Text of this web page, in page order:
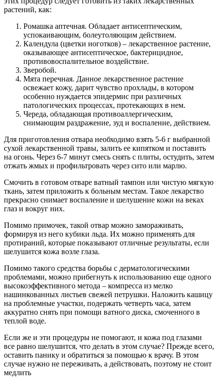
растений, как:
Ромашка аптечная. Обладает антисептическим,
успокаивающим, болеутоляющим действием.
Календула (цветки ноготков) – лекарственное растение,
оказывающее антисептическое, бактерицидное,
противовоспалительное воздействие.
Зверобой.
Мята перечная. Данное лекарственное растение
освежает кожу, дарит чувство прохлады, в котором
особенно нуждается эпидермис при различных
патологических процессах, протекающих в нем.
Череда, обладающая противоаллергическим,
снимающим раздражение, зуд и воспаление, действием.
Для приготовления отвара необходимо взять 5-6 г выбранной
сухой лекарственной травы, залить ее кипятком и поставить
на огонь. Через 6-7 минут смесь снять с плиты, остудить, затем
отжать жмых и профильтровать через сито или марлю.
Смочить в готовом отваре ватный тампон или чистую мягкую
ткань, затем приложить к больным местам. Такое лекарство
прекрасно снимает воспаление и шелушение кожи на веках
глаз и вокруг них.
Помимо примочек, такой отвар можно замораживать,
формируя из него кубики льда. Их можно применять для
протираний, которые показывают отличные результаты, если
шелушится кожа возле глаза.
Помимо такого средства борьбы с дерматологическими
проблемами, можно прибегнуть к использованию еще одного
высокоэффективного метода – компресса из мелко
нашинкованных листьев свежей петрушки. Наложить кашицу
на проблемные участки, подержать четверть часа, затем
аккуратно снять при помощи ватного диска, смоченного в
теплой воде.
Если же и эти процедуры не помогают, и кожа под глазами
все равно шелушится, что делать в этом случае? Прежде всего,
оставить панику и обратиться за помощью к врачу. В этом
случае нужно не переживать, а действовать, поэтому не стоит
медлить